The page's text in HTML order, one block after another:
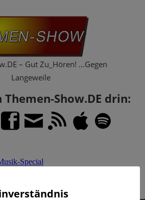
– Gut Zu_Hören! …Gegen
Langeweile
Show.DE drin: